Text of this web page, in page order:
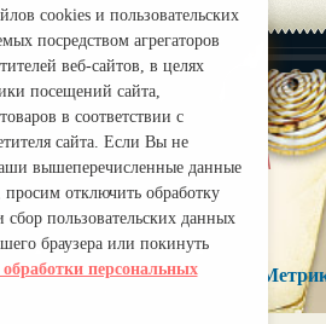
Правила
cookies и пользовательских
посредством агрегаторов
веб-сайтов, в целях
посещений сайта,
в соответствии с
сайта. Если Вы не
вышеперечисленные данные
просим отключить обработку
сбор пользовательских данных
браузера или покинуть
персональных